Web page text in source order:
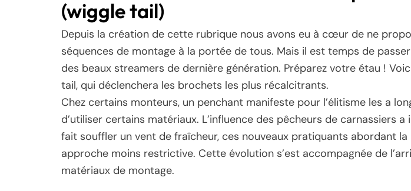
(wiggle tail)
Depuis la création de cette rubrique nous avons eu à cœur de ne
séquences de montage à la portée de tous. Mais il est temps de
des beaux streamers de dernière génération. Préparez votre étau !
tail, qui déclenchera les brochets les plus récalcitrants.
Chez certains monteurs, un penchant manifeste pour l’élitisme les a
d’utiliser certains matériaux. L’influence des pêcheurs de carnassiers
fait souffler un vent de fraîcheur, ces nouveaux pratiquants abordant la
approche moins restrictive. Cette évolution s’est accompagnée de
matériaux de montage.